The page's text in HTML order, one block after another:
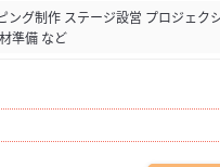
ング制作 ステージ設営 プロジェク
準備 など